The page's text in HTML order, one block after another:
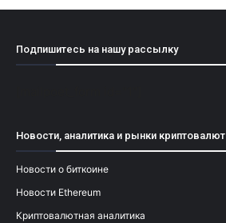
Подпишитесь на нашу рассылку
Новости, аналитика и рынки криптовалют
Новости о биткоине
Новости Ethereum
Криптовалютная аналитика